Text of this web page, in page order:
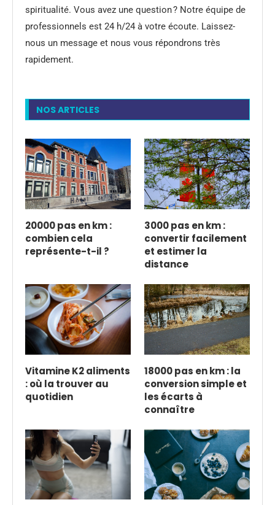
spiritualité. Vous avez une question ? Notre équipe de
professionnels est 24 h/24 à votre écoute. Laissez-
nous un message et nous vous répondrons très
rapidement.
NOS ARTICLES
20000 pas en km :
combien cela
représente-t-il ?
3000 pas en km :
convertir facilement
et estimer la
distance
Vitamine K2 aliments
: où la trouver au
quotidien
18000 pas en km : la
conversion simple et
les écarts à
connaître